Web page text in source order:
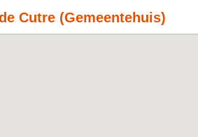
Cutre (Gemeentehuis)